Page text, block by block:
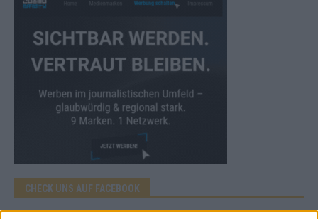
CHECK UNS AUF FACEBOOK